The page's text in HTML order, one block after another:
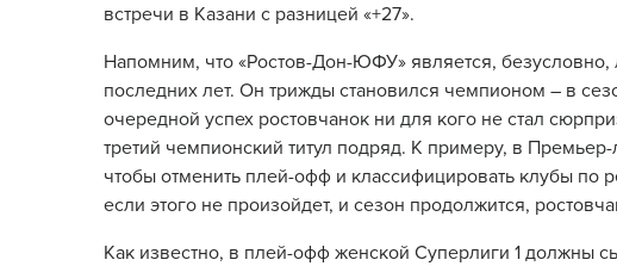
встречи в Казани с разницей «+27».
Напомним, что «Ростов-Дон-ЮФУ» является,
последних лет. Он трижды становился чемпионом – в
очередной успех ростовчанок ни для кого не стал
третий чемпионский титул подряд. К примеру, в
чтобы отменить плей-офф и классифицировать клубы по
если этого не произойдет, и сезон продолжится,
Как известно, в плей-офф женской Суперлиги 1 должны